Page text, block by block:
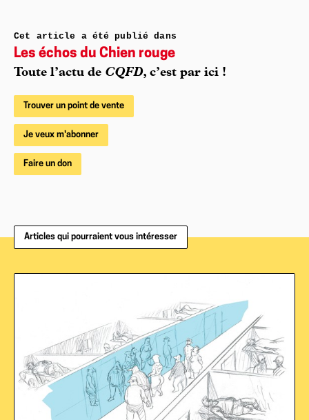
Cet article a été publié dans
Les échos du Chien rouge
Toute l’actu de CQFD, c’est par ici !
Trouver un point de vente
Je veux m'abonner
Faire un don
Articles qui pourraient vous intéresser